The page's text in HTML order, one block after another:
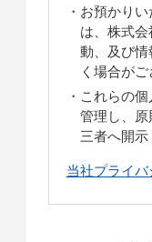
お預かり
は、株式
動、及び
く場合がご
これらの
管理し、
三者へ開示
当社プライ